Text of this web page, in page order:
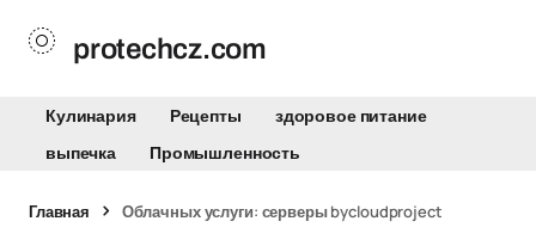
protechcz.com
Кулинария Рецепты
здоровое питание
выпечка
Промышленность
Главная Облачных услуги: серверы bycloudproject